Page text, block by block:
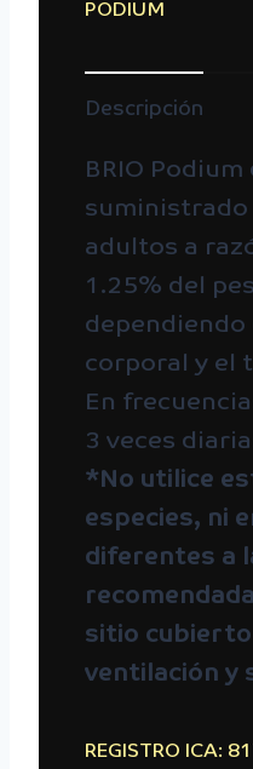
PODIUM
Descripción
BRIO Podium
suministrado
adultos a
1.25% del
dependiendo
corporal y el
En
3 veces
*No utilice
especies, ni
diferentes a
sitio cubierto
ventilación y
REGISTRO ICA: